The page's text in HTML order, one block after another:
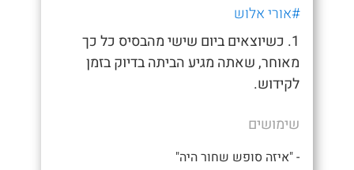
#אורי אלוש
1. כשיוצאים ביום שישי מהבסיס כל כך
מאוחר, שאתה מגיע הביתה בדיוק בזמן
לקידוש.
שימושים
- "איזה סופש שחור היה"